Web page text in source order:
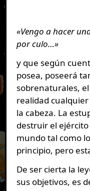
«Vengo a hacer
por culo…»
y que según
posea, poseerá
sobrenaturales,
realidad
la cabeza. La
destruir el
mundo tal como
principio, pero
De ser cierta la
sus objetivos, es